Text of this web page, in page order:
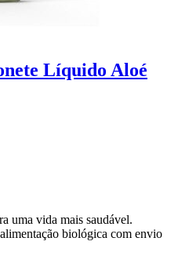
Líquido Aloé
uma vida mais saudável.
biológica com envio